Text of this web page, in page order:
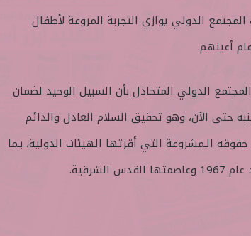
الدولي يوازي التجربة المروعة لأطفال
أعينهم.
الدولي المتخاذل بأن السبيل الوحيد لضمان
حتى الآن، وهو تحقيق السلام العادل والدائم
الـمشروعة التي أقرتها الهيئات الدولية، بـما